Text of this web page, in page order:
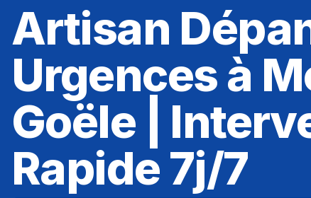
Artisan
Urgences à
Goële |
Rapide 7j/7